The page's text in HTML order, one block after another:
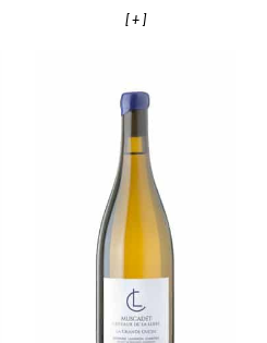
[ + ]